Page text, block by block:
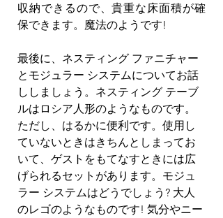
収納できるので、貴重な床面積が確
保できます。魔法のようです!
最後に、ネスティング ファニチャー
とモジュラー システムについてお話
ししましょう。ネスティング テーブ
ルはロシア人形のようなものです。
ただし、はるかに便利です。使用し
ていないときはきちんとしまってお
いて、ゲストをもてなすときには広
げられるセットがあります。モジュ
ラー システムはどうでしょう? 大人
のレゴのようなものです! 気分やニー